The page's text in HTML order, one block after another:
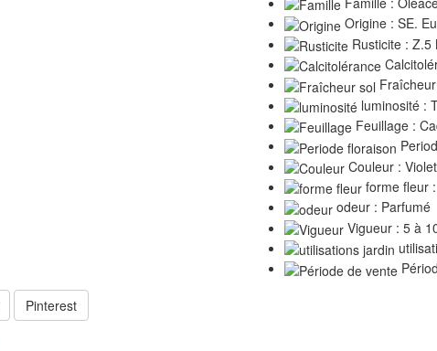
Origine : SE.
Rusticite : Z.5
luminosité :
Feuillage :
Couleur : Violet
forme fleur
odeur : Parfumé
Vigueur : 5 à
Pinterest